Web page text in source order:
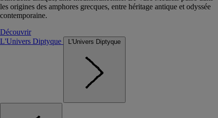
les origines des amphores grecques, entre héritage antique et odyssée
contemporaine.
Découvrir
L'Univers Diptyque
L'Univers Diptyque